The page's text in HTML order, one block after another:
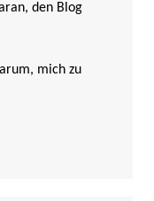
den Blog
mich zu